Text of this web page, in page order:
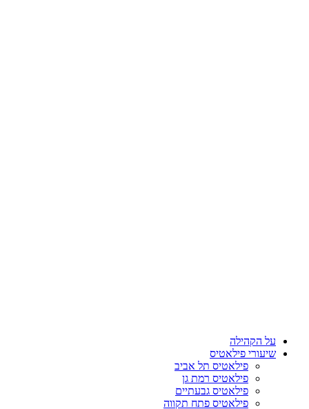
על הקהילה
שיעורי פילאטיס
פילאטיס תל אביב
פילאטיס רמת גן
פילאטיס גבעתיים
פילאטיס פתח תקווה